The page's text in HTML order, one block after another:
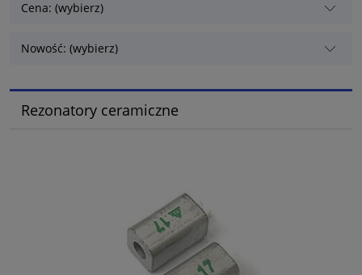
Cena: (wybierz)
Nowość: (wybierz)
Rezonatory ceramiczne